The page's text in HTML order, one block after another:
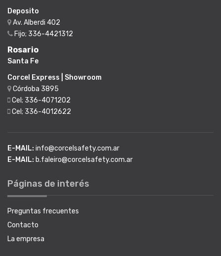
Deposito
Av. Alberdi 402
Fijo; 336-4421312
Rosario
Santa Fe
Corcel Express | Showroom
Córdoba 3895
Cel; 336-4071202
Cel; 336-4012622
E-MAIL: info@corcelsafety.com.ar
E-MAIL: b.faleiro@corcelsafety.com.ar
Páginas de interés
Preguntas frecuentes
Contacto
La empresa